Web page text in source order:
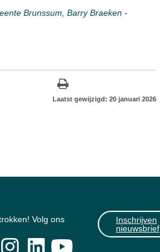
Brunssum, Barry Braeken -
Laatst gewijzigd: 20 januari 2026
Volg ons
Inschrijven
nieuwsbrief